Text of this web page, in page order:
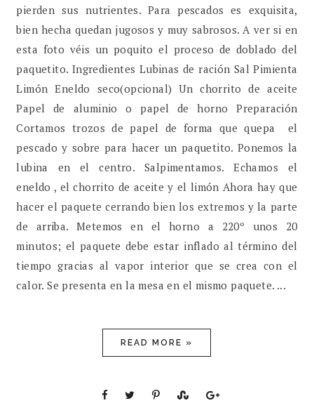
pierden sus nutrientes. Para pescados es exquisita,
bien hecha quedan jugosos y muy sabrosos. A ver si en
esta foto véis un poquito el proceso de doblado del
paquetito. Ingredientes Lubinas de ración Sal Pimienta
Limón Eneldo seco(opcional) Un chorrito de aceite
Papel de aluminio o papel de horno Preparación
Cortamos trozos de papel de forma que quepa el
pescado y sobre para hacer un paquetito. Ponemos la
lubina en el centro. Salpimentamos. Echamos el
eneldo , el chorrito de aceite y el limón Ahora hay que
hacer el paquete cerrando bien los extremos y la parte
de arriba. Metemos en el horno a 220º unos 20
minutos; el paquete debe estar inflado al término del
tiempo gracias al vapor interior que se crea con el
calor. Se presenta en la mesa en el mismo paquete. ...
READ MORE »